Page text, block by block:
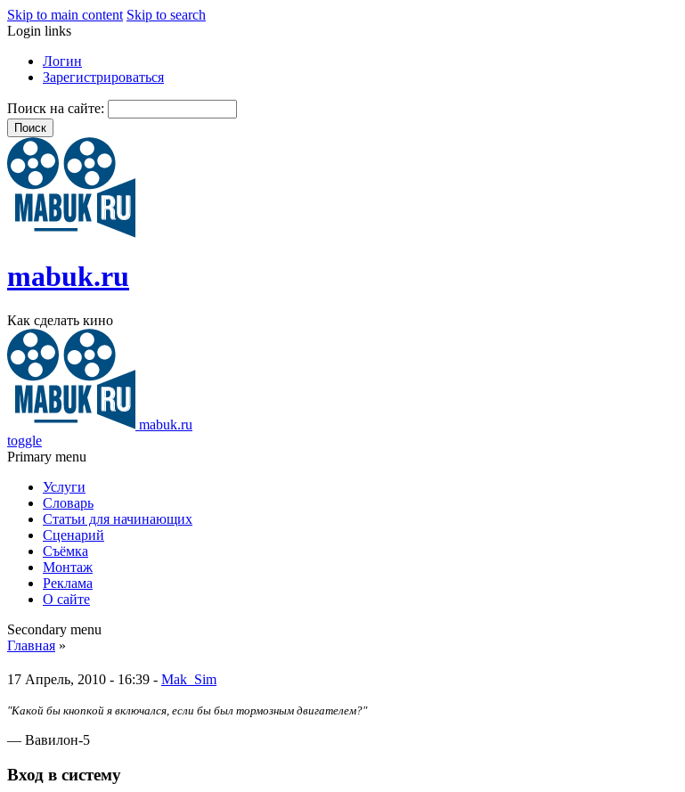
Skip to main content Skip to search
Login links
Логин
Зарегистрироваться
Поиск на сайте:
mabuk.ru
Как сделать кино
mabuk.ru
toggle
Primary menu
Услуги
Словарь
Статьи для начинающих
Сценарий
Съёмка
Монтаж
Реклама
О сайте
Secondary menu
Главная »
17 Апрель, 2010 - 16:39 - Mak_Sim
"Какой бы кнопкой я включался, если бы был тормозным двигателем?"
— Вавилон-5
Вход в систему